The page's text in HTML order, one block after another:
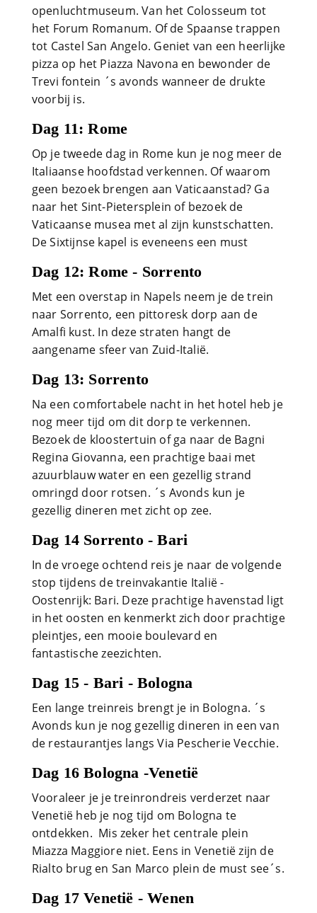
openluchtmuseum. Van het Colosseum tot
het Forum Romanum. Of de Spaanse trappen
tot Castel San Angelo. Geniet van een heerlijke
pizza op het Piazza Navona en bewonder de
Trevi fontein ´s avonds wanneer de drukte
voorbij is.
Dag 11: Rome
Op je tweede dag in Rome kun je nog meer de
Italiaanse hoofdstad verkennen. Of waarom
geen bezoek brengen aan Vaticaanstad? Ga
naar het Sint-Pietersplein of bezoek de
Vaticaanse musea met al zijn kunstschatten.
De Sixtijnse kapel is eveneens een must
Dag 12: Rome - Sorrento
Met een overstap in Napels neem je de trein
naar Sorrento, een pittoresk dorp aan de
Amalfi kust. In deze straten hangt de
aangename sfeer van Zuid-Italië.
Dag 13: Sorrento
Na een comfortabele nacht in het hotel heb je
nog meer tijd om dit dorp te verkennen.
Bezoek de kloostertuin of ga naar de Bagni
Regina Giovanna, een prachtige baai met
azuurblauw water en een gezellig strand
omringd door rotsen. ´s Avonds kun je
gezellig dineren met zicht op zee.
Dag 14 Sorrento - Bari
In de vroege ochtend reis je naar de volgende
stop tijdens de treinvakantie Italië -
Oostenrijk: Bari. Deze prachtige havenstad ligt
in het oosten en kenmerkt zich door prachtige
pleintjes, een mooie boulevard en
fantastische zeezichten.
Dag 15 - Bari - Bologna
Een lange treinreis brengt je in Bologna. ´s
Avonds kun je nog gezellig dineren in een van
de restaurantjes langs Via Pescherie Vecchie.
Dag 16 Bologna -Venetië
Vooraleer je je treinrondreis verderzet naar
Venetië heb je nog tijd om Bologna te
ontdekken. Mis zeker het centrale plein
Miazza Maggiore niet. Eens in Venetië zijn de
Rialto brug en San Marco plein de must see´s.
Dag 17 Venetië - Wenen